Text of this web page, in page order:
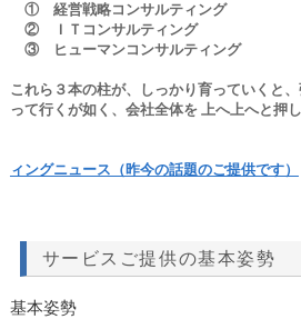
① 経営戦略コンサルティング
② ＩＴコンサルティング
③ ヒューマンコンサルティング
これら３本の柱が、しっかり育っていくと
って行くが如く、会社全体を 上へ上へと押
ィングニュース（昨今の話題のご提供です）
サービスご提供の基本姿勢
基本姿勢